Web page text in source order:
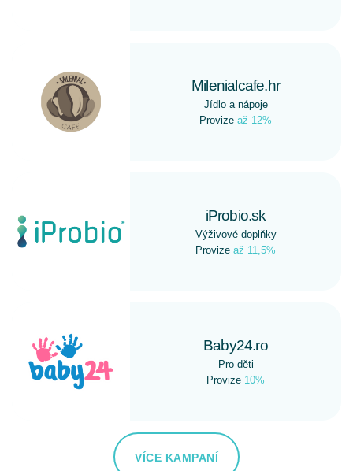
Milenialcafe.hr
Jídlo a nápoje
Provize až 12%
iProbio.sk
Výživové doplňky
Provize až 11,5%
Baby24.ro
Pro děti
Provize 10%
VÍCE KAMPANÍ